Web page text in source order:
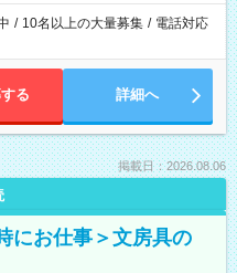
/ 10名以上の大量募集 / 電話対応
る 詳細へ
掲載日：2026.08.06
にお仕事＞文房具の